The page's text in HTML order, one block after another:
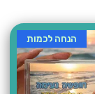
הנחה לכמות